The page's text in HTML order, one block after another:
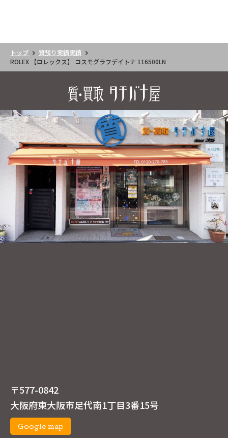
トップ
質預り実績実績
ROLEX 【ロレックス】 コスモグラフデイトナ 116500LN
〒577-0842
大阪府東大阪市足代南1丁目3番15号
Google map